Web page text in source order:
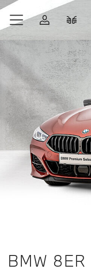
Zum Hauptinhalt springen
Anmelden
BMW 8ER